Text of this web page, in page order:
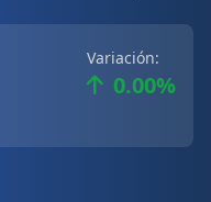
Variación:
0.00%